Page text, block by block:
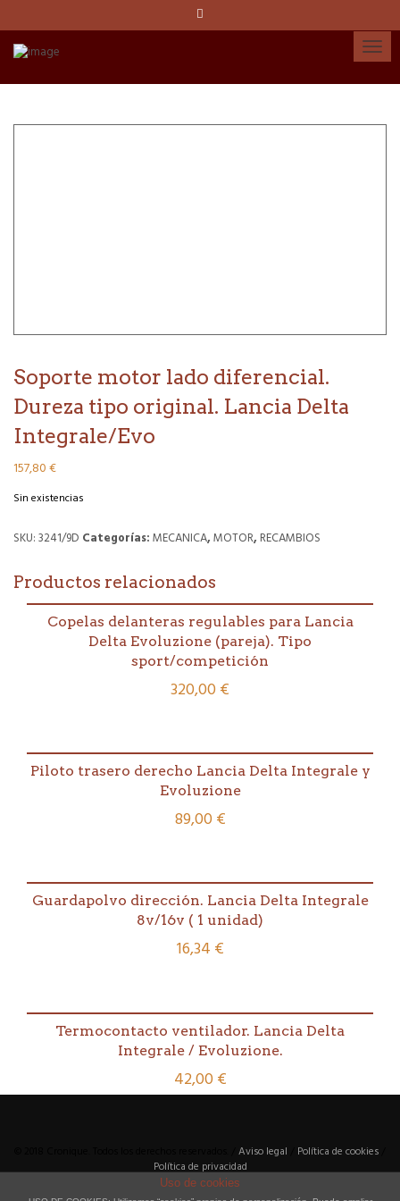
Soporte motor lado diferencial.
Dureza tipo original. Lancia Delta
Integrale/Evo
157,80€
Sin existencias
SKU:3241/9D Categorías:MECANICA,MOTOR, RECAMBIOS
Productos relacionados
Copelas delanteras regulables para Lancia
Delta Evoluzione (pareja). Tipo
sport/competición
320,00€
Piloto trasero derecho Lancia Delta Integrale y
Evoluzione
89,00€
Guardapolvo dirección. Lancia Delta Integrale
8v/16v ( 1 unidad)
16,34 €
Termocontacto ventilador. Lancia Delta
Integrale / Evoluzione.
42,00€
Aviso legal Política de cookies
Política de privacidad
Diseño y creación web por www.actual.cat
Uso de cookies